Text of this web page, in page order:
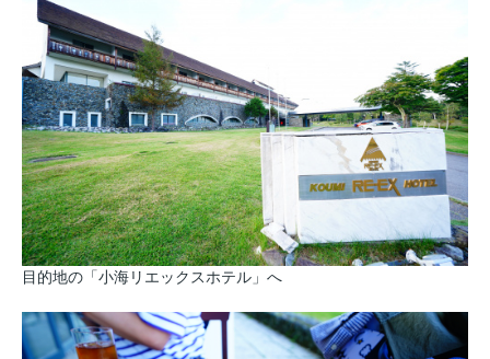
目的地の「小海リエックスホテル」へ